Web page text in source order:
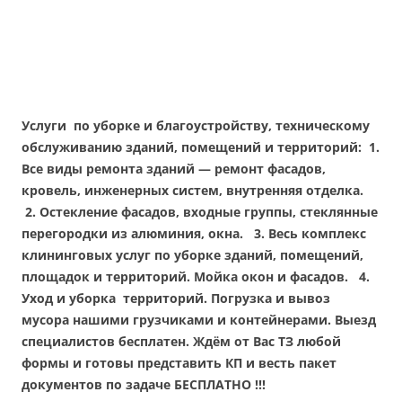
Услуги по уборке и благоустройству, техническому
обслуживанию зданий, помещений и территорий: 1.
Все виды ремонта зданий — ремонт фасадов,
кровель, инженерных систем, внутренняя отделка.
2. Остекление фасадов, входные группы, стеклянные
перегородки из алюминия, окна. 3. Весь комплекс
клининговых услуг по уборке зданий, помещений,
площадок и территорий. Мойка окон и фасадов. 4.
Уход и уборка территорий. Погрузка и вывоз
мусора нашими грузчиками и контейнерами. Выезд
специалистов бесплатен. Ждём от Вас ТЗ любой
формы и готовы представить КП и весть пакет
документов по задаче БЕСПЛАТНО !!!